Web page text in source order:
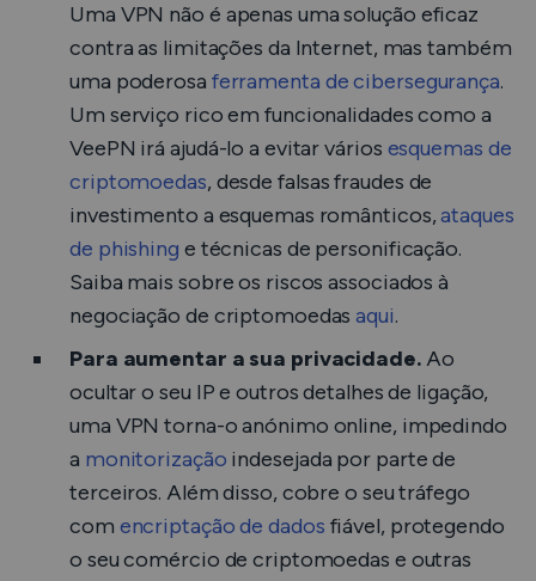
Uma VPN não é apenas uma solução eficaz
contra as limitações da Internet, mas também
uma poderosa ferramenta de cibersegurança.
Um serviço rico em funcionalidades como a
VeePN irá ajudá-lo a evitar vários esquemas de
criptomoedas, desde falsas fraudes de
investimento a esquemas românticos,ataques
de phishing e técnicas de personificação.
Saiba mais sobre os riscos associados à
negociação de criptomoedasaqui.
Para aumentar a sua privacidade.Ao
ocultar o seu IP e outros detalhes de ligação,
uma VPN torna-o anónimo online, impedindo
a monitorização indesejada por parte de
terceiros. Além disso, cobre o seu tráfego
com encriptação de dados fiável, protegendo
o seu comércio de criptomoedas e outras